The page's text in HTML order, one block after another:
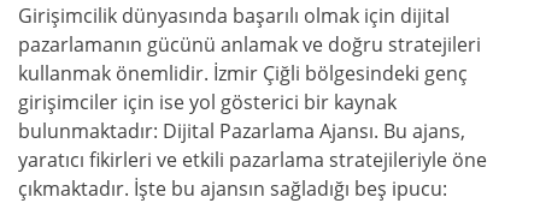
Girişimcilik dünyasında başarılı olmak için dijital
pazarlamanın gücünü anlamak ve doğru stratejileri
kullanmak önemlidir. İzmir Çiğli bölgesindeki genç
girişimciler için ise yol gösterici bir kaynak
bulunmaktadır: Dijital Pazarlama Ajansı. Bu ajans,
yaratıcı fikirleri ve etkili pazarlama stratejileriyle öne
çıkmaktadır. İşte bu ajansın sağladığı beş ipucu: